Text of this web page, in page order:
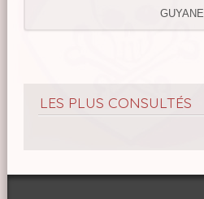
GUYANE
LES PLUS CONSULTÉS